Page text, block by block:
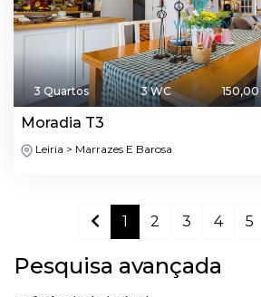
3 Quartos 3 WC
Moradia T3
Leiria > Marrazes E Barosa
1 2 3 4 5
Pesquisa avançada